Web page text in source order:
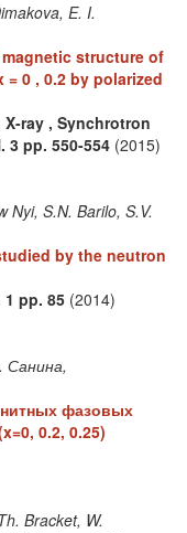
E. I.
structure of
0 , 0.2 by polarized
ray , Synchrotron
3 pp. 550-554 (2015)
Nyi, S.N. Barilo, S.V.
by the neutron
1 pp. 85 (2014)
Санина,
фазовых
0.2, 0.25)
Bracket, W.